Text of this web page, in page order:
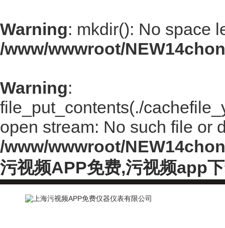
Warning: mkdir(): No space
/www/wwwroot/
Warning:
file_put_contents(./
open stream: No such file or
/www/wwwroot/
污视频APP免费,污视频app